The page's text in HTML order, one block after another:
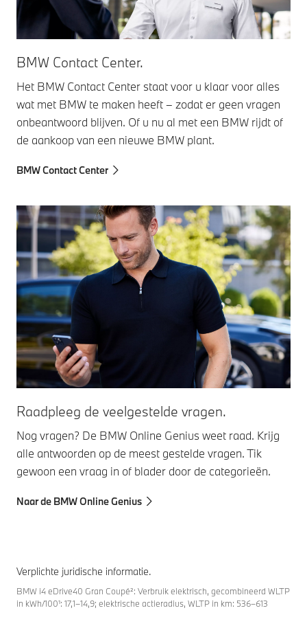
BMW Contact Center.
Het BMW Contact Center staat voor u klaar voor alles
wat met BMW te maken heeft – zodat er geen vragen
onbeantwoord blijven. Of u nu al met een BMW rijdt of
de aankoop van een nieuwe BMW plant.
BMW Contact Center
Raadpleeg de veelgestelde vragen.
Nog vragen? De BMW Online Genius weet raad. Krijg
alle antwoorden op de meest gestelde vragen. Tik
gewoon een vraag in of blader door de categorieën.
Naar de BMW Online Genius
Verplichte juridische informatie.
BMW i4 eDrive40 Gran Coupé²: Verbruik elektrisch, gecombineerd WLTP
in kWh/100¹: 17,1–14,9; elektrische actieradius, WLTP in km: 536–613